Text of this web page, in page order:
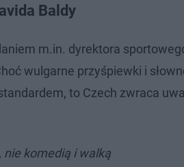
Baldy
m.in. dyrektora
wulgarne przyśpiewki i
to Czech zwraca
nie komedią i walką